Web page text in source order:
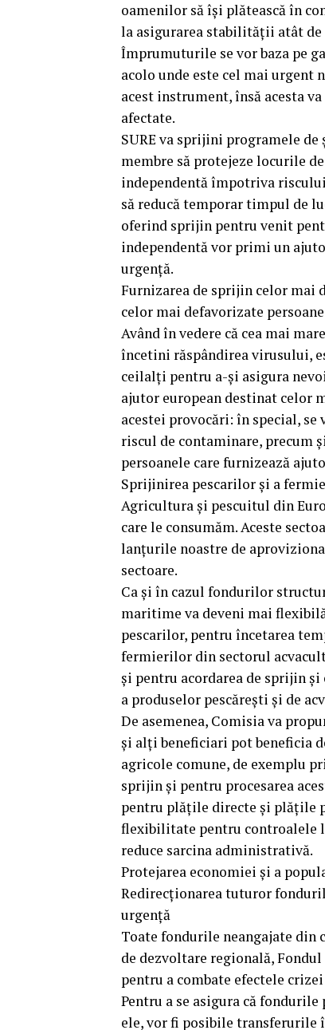
oamenilor să își plătească în
la asigurarea stabilității atât de
Împrumuturile se vor baza pe
acolo unde este cel mai urgent
acest instrument, însă acesta
afectate.
SURE va sprijini programele
membre să protejeze locurile
independentă împotriva
să reducă temporar timpul de
oferind sprijin pentru venit
independentă vor primi un
urgență.
Furnizarea de sprijin celor mai
celor mai defavorizate persoane
Având în vedere că cea mai
încetini răspândirea virusului,
ceilalți pentru a-și asigura
ajutor european destinat celor
acestei provocări: în special,
riscul de contaminare, precum
persoanele care furnizează
Sprijinirea pescarilor și a
Agricultura și pescuitul din
care le consumăm. Aceste
lanțurile noastre de
sectoare.
Ca și în cazul fondurilor
maritime va deveni mai
pescarilor, pentru încetarea
fermierilor din sectorul
și pentru acordarea de sprijin
a produselor pescărești și de
De asemenea, Comisia va
și alți beneficiari pot beneficia
agricole comune, de exemplu
sprijin și pentru procesarea
pentru plățile directe și plățile
flexibilitate pentru controalele
reduce sarcina administrativă.
Protejarea economiei și a
Redirecționarea tuturor
urgență
Toate fondurile neangajate din
de dezvoltare regională,
pentru a combate efectele
Pentru a se asigura că
ele, vor fi posibile